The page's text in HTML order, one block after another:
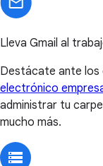
Lleva Gmail al
Destácate ante los
electrónico
administrar tu
mucho más.